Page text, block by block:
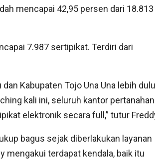
mencapai 42,95 persen dari 18.813
7.987 sertipikat. Terdiri dari
dan Kabupaten Tojo Una Una lebih
kali ini, seluruh kantor pertanahan
elektronik secara full,” tutur
bagus sejak diberlakukan layanan
mengakui terdapat kendala, baik itu